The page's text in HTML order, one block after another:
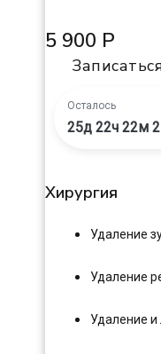
5 900 Р
Осталось
25д 22ч 22м
Хирургия
Удаление
Удаление
Удаление и